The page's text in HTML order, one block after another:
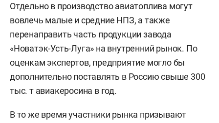
Отдельно в производство авиатоплива могут
вовлечь малые и средние НПЗ, а также
перенаправить часть продукции завода
«Новатэк-Усть-Луга» на внутренний рынок. По
оценкам экспертов, предприятие могло бы
дополнительно поставлять в Россию свыше 300
тыс. т авиакеросина в год.
В то же время участники рынка призывают